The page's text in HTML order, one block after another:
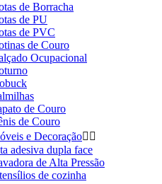
de Borracha
de PU
de PVC
de Couro
Ocupacional
de Couro
de Couro
e Decoração 
adesiva dupla face
de Alta Pressão
de cozinha